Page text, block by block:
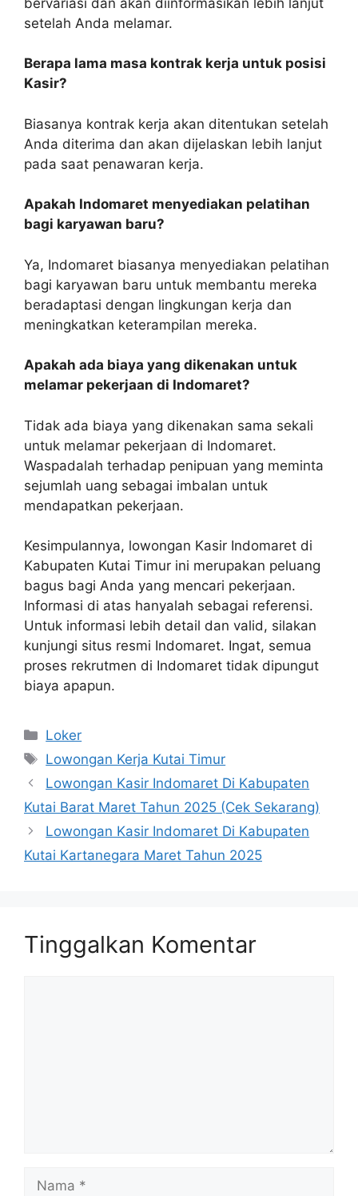
setelah Anda melamar.
Berapa lama masa kontrak kerja untuk posisi
Kasir?
Biasanya kontrak kerja akan ditentukan setelah
Anda diterima dan akan dijelaskan lebih lanjut
pada saat penawaran kerja.
Apakah Indomaret menyediakan pelatihan
bagi karyawan baru?
Ya, Indomaret biasanya menyediakan pelatihan
bagi karyawan baru untuk membantu mereka
beradaptasi dengan lingkungan kerja dan
meningkatkan keterampilan mereka.
Apakah ada biaya yang dikenakan untuk
melamar pekerjaan di Indomaret?
Tidak ada biaya yang dikenakan sama sekali
untuk melamar pekerjaan di Indomaret.
Waspadalah terhadap penipuan yang meminta
sejumlah uang sebagai imbalan untuk
mendapatkan pekerjaan.
Kesimpulannya, lowongan Kasir Indomaret di
Kabupaten Kutai Timur ini merupakan peluang
bagus bagi Anda yang mencari pekerjaan.
Informasi di atas hanyalah sebagai referensi.
Untuk informasi lebih detail dan valid, silakan
kunjungi situs resmi Indomaret. Ingat, semua
proses rekrutmen di Indomaret tidak dipungut
biaya apapun.
Kategori
Loker
Tag
Lowongan Kerja Kutai Timur
Lowongan Kasir Indomaret Di Kabupaten
Kutai Barat Maret Tahun 2025 (Cek Sekarang)
Lowongan Kasir Indomaret Di Kabupaten
Kutai Kartanegara Maret Tahun 2025
Tinggalkan Komentar
Nama